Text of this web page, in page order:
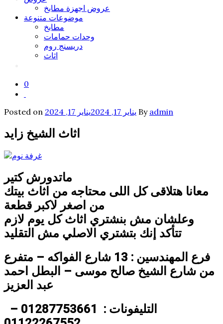
عروض اجهزة مطابخ
موضوعات متنوعة
مطابخ
وحدات حمامات
دريسنج روم
اثاث
0
Posted on يناير 17, 2024 يناير 17, 2024 By admin
اثاث الشيخ زايد
ماتدورش كتير
معانا هتلاقى كل اللى محتاجه من اثاث بيتك
من اصغر لاكبر قطعة
وعلشان مش بنشتري اثاث كل يوم لازم
تتأكد إنك بتشتري الاصلي مش التقليد
فرع المهندسين : 13 شارع الفواكه – متفرع
من شارع الشيخ صالح موسى – البطل احمد
عبد العزيز
التليفونات : 01287753661 –